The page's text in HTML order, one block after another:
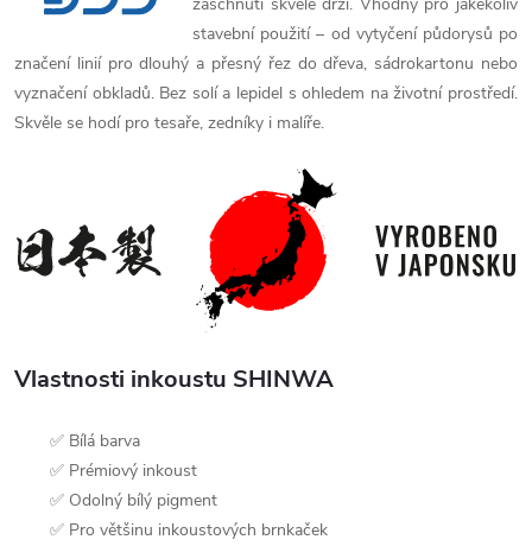
stavební použití – od vytyčení půdorysů po
značení linií pro dlouhý a přesný řez do dřeva, sádrokartonu nebo
vyznačení obkladů. Bez solí a lepidel s ohledem na životní prostředí.
Skvěle se hodí pro tesaře, zedníky i malíře.
Vlastnosti inkoustu SHINWA
✅ Bílá barva
✅ Prémiový inkoust
✅ Odolný bílý pigment
✅ Pro většinu inkoustových brnkaček